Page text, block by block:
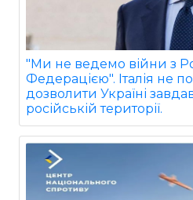
"Ми не ведемо війни з
Федерацією". Італія не
дозволити Україні
російській території.